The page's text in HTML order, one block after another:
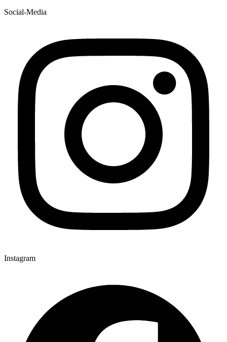
Social-Media
Instagram